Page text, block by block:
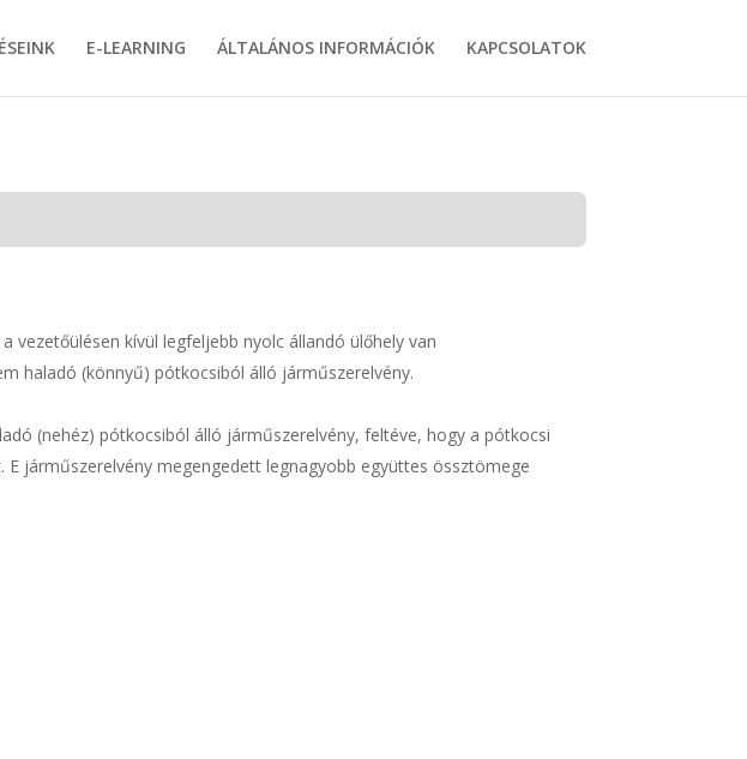
E-LEARNING ÁLTALÁNOS INFORMÁCIÓK KAPCSOLATOK
kívül legfeljebb nyolc állandó ülőhely van
haladó (könnyű) pótkocsiból álló járműszerelvény.
(nehéz) pótkocsiból álló járműszerelvény, feltéve, hogy a pótkocsi
járműszerelvény megengedett legnagyobb együttes össztömege